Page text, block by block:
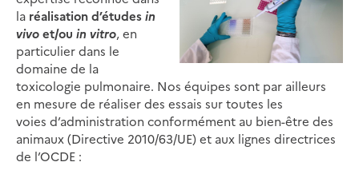
la réalisation d’étudesin
vivoet/ou in vitro, en
particulier dans le
domaine de la
toxicologie pulmonaire. Nos équipes sont par ailleurs
en mesure de réaliser des essais sur toutes les
voies d’administration conformément au bien-être des
animaux (Directive 2010/63/UE) et aux lignes directrices
de l’OCDE :